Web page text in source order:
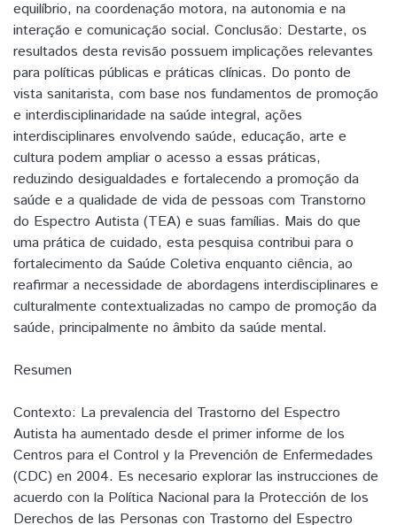
equilíbrio, na coordenação motora, na autonomia e na
interação e comunicação social. Conclusão: Destarte, os
resultados desta revisão possuem implicações relevantes
para políticas públicas e práticas clínicas. Do ponto de
vista sanitarista, com base nos fundamentos de promoção
e interdisciplinaridade na saúde integral, ações
interdisciplinares envolvendo saúde, educação, arte e
cultura podem ampliar o acesso a essas práticas,
reduzindo desigualdades e fortalecendo a promoção da
saúde e a qualidade de vida de pessoas com Transtorno
do Espectro Autista (TEA) e suas famílias. Mais do que
uma prática de cuidado, esta pesquisa contribui para o
fortalecimento da Saúde Coletiva enquanto ciência, ao
reafirmar a necessidade de abordagens interdisciplinares e
culturalmente contextualizadas no campo de promoção da
saúde, principalmente no âmbito da saúde mental.
Resumen
Contexto: La prevalencia del Trastorno del Espectro
Autista ha aumentado desde el primer informe de los
Centros para el Control y la Prevención de Enfermedades
(CDC) en 2004. Es necesario explorar las instrucciones de
acuerdo con la Política Nacional para la Protección de los
Derechos de las Personas con Trastorno del Espectro